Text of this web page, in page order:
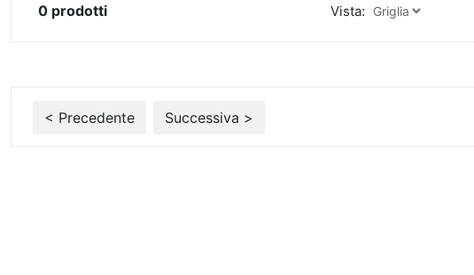
0 prodotti Vista:
< Precedente Successiva >